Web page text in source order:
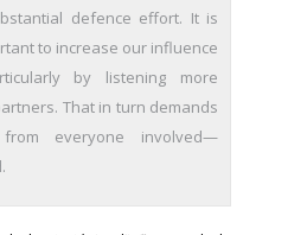
defence effort. It is
to increase our influence
by listening more
That in turn demands
everyone involved—